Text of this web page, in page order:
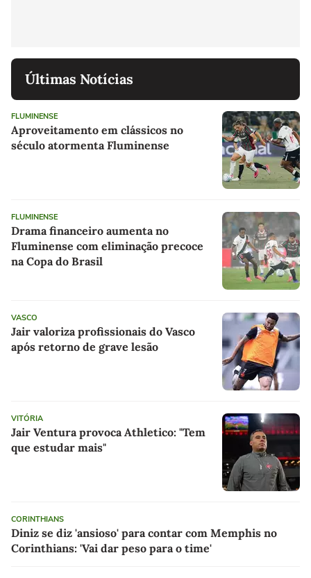
Últimas Notícias
FLUMINENSE
Aproveitamento em clássicos no
século atormenta Fluminense
FLUMINENSE
Drama financeiro aumenta no
Fluminense com eliminação precoce
na Copa do Brasil
VASCO
Jair valoriza profissionais do Vasco
após retorno de grave lesão
VITÓRIA
Jair Ventura provoca Athletico: "Tem
que estudar mais"
CORINTHIANS
Diniz se diz 'ansioso' para contar com Memphis no
Corinthians: 'Vai dar peso para o time'